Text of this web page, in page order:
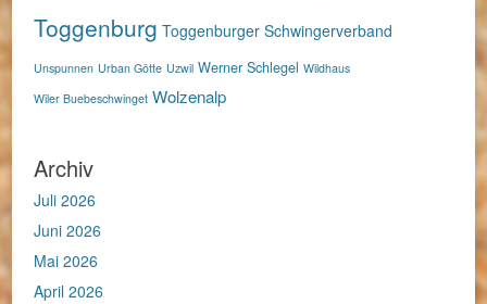
Toggenburg Toggenburger Schwingerverband
Unspunnen Urban Götte Uzwil Werner Schlegel Wildhaus
Wiler Buebeschwinget Wolzenalp
Archiv
Juli 2026
Juni 2026
Mai 2026
April 2026